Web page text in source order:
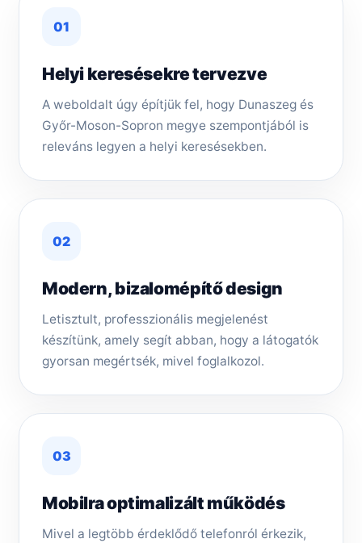
01
Helyi keresésekre tervezve
A weboldalt úgy építjük fel, hogy Dunaszeg és
Győr-Moson-Sopron megye szempontjából is
releváns legyen a helyi keresésekben.
02
Modern, bizalomépítő design
Letisztult, professzionális megjelenést
készítünk, amely segít abban, hogy a látogatók
gyorsan megértsék, mivel foglalkozol.
03
Mobilra optimalizált működés
Mivel a legtöbb érdeklődő telefonról érkezik,